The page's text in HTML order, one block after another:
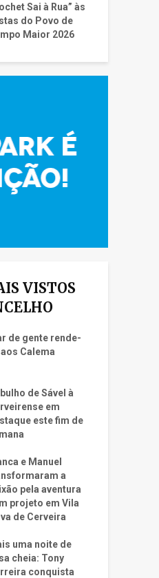
Sai à Rua” às
do Povo de
Maior 2026
VISTOS
de gente rende-
Calema
de Sável à
em
este fim de
e Manuel
a
pela aventura
projeto em Vila
de Cerveira
uma noite de
cheia: Tony
conquista